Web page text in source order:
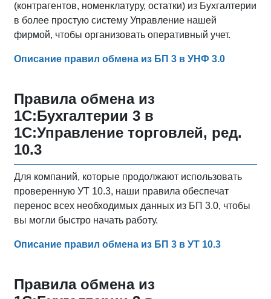
(контрагентов, номенклатуру, остатки) из Бухгалтерии
в более простую систему Управление нашей
фирмой, чтобы организовать оперативный учет.
Описание правил обмена из БП 3 в УНФ 3.0
Правила обмена из
1С:Бухгалтерии 3 в
1С:Управление торговлей, ред.
10.3
Для компаний, которые продолжают использовать
проверенную УТ 10.3, наши правила обеспечат
перенос всех необходимых данных из БП 3.0, чтобы
вы могли быстро начать работу.
Описание правил обмена из БП 3 в УТ 10.3
Правила обмена из